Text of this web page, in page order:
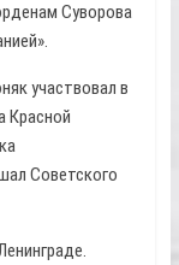
Суворова
участвовал в
Красной
Советского